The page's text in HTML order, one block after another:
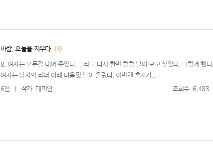
바람, 오늘을 지우다. (3)
8. 여자는 모든걸 내어 주었다. 그리고 다시 한번 훨훨 날아 보고 싶었다. 그렇게 했다.
여자는 남자의 리더 아래 마음껏 날아 올랐다. 이번엔 혼자가...
6편
작가: 데미안 조회수: 6,483